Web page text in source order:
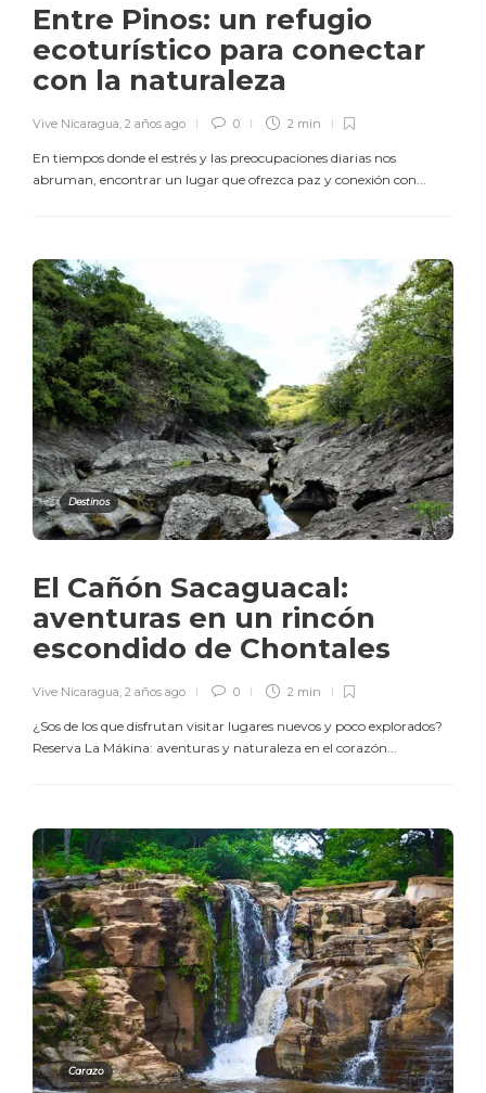
Entre Pinos: un refugio
ecoturístico para conectar
con la naturaleza
Vive Nicaragua 2 años ago 0 2 min
En tiempos donde el estrés y las preocupaciones diarias nos
abruman, encontrar un lugar que ofrezca paz y conexión con...
Destinos
El Cañón Sacaguacal:
aventuras en un rincón
escondido de Chontales
Vive Nicaragua 2 años ago 0 2 min
¿Sos de los que disfrutan visitar lugares nuevos y poco explorados?
Reserva La Mákina: aventuras y naturaleza en el corazón...
Carazo